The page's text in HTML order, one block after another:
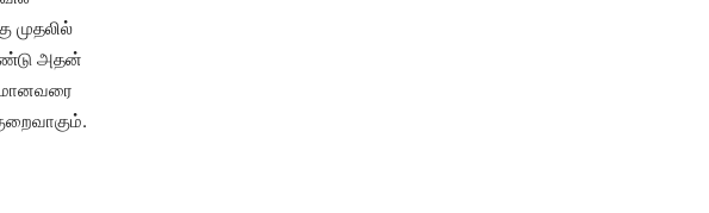
முதலில்
அதன்